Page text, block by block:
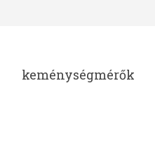
keménységmérők